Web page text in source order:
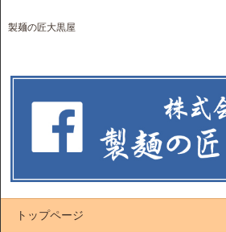
製麺の匠大黒屋
トップページ